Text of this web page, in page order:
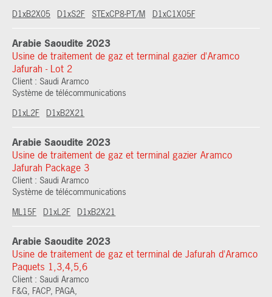
D1xB2X05
D1xS2F STExCP8-PT/M D1xC1X05F
Arabie Saoudite 2023
Usine de traitement de gaz et terminal gazier d'Aramco
Jafurah - Lot 2
Client : Saudi Aramco
Système de télécommunications
D1xL2F
D1xB2X21
Arabie Saoudite 2023
Usine de traitement de gaz et terminal gazier Aramco
Jafurah Package 3
Client : Saudi Aramco
Système de télécommunications
ML15F
D1xL2F D1xB2X21
Arabie Saoudite 2023
Usine de traitement de gaz et terminal de Jafurah d'Aramco
Paquets 1,3,4,5,6
Client : Saudi Aramco
F&G, FACP, PAGA,